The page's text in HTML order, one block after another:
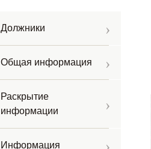
Должники
Общая информация
Раскрытие
информации
Информация